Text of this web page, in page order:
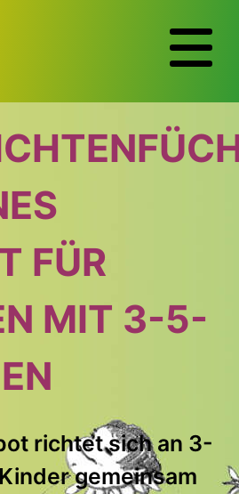
FÜR
MIT 3-5-
richtet sich an 3-
gemeinsam
AB
DIENSTAG